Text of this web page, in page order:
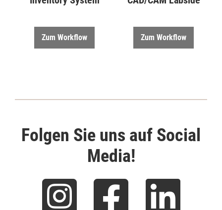
Zum Workflow Zum Workflow
Folgen Sie uns auf Social
Media!